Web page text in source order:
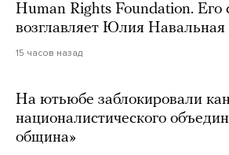
Human Rights Foundation. Его
возглавляет Юлия Навальная
15 часов назад
На ютьюбе заблокировали
националистического
община»